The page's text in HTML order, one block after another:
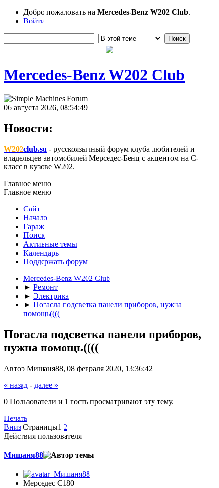
Добро пожаловать на Mercedes-Benz W202 Club.
Войти
Mercedes-Benz W202 Club
06 августа 2026, 08:54:49
Новости:
W202club.su - русскоязычный форум клуба любителей и
владельцев автомобилей Мерседес-Бенц с акцентом на C-
класс в кузове W202.
Главное меню
Главное меню
Сайт
Начало
Гараж
Поиск
Активные темы
Календарь
Поддержать форум
Mercedes-Benz W202 Club
► Ремонт
► Электрика
► Погасла подсветка панели приборов, нужна
помощь((((
Погасла подсветка панели приборов,
нужна помощь((((
Автор Мишаня88, 08 февраля 2020, 13:36:42
« назад - далее »
0 Пользователи и 1 гость просматривают эту тему.
Печать
Вниз Страницы1 2
Действия пользователя
Мишаня88
Мерседес C180